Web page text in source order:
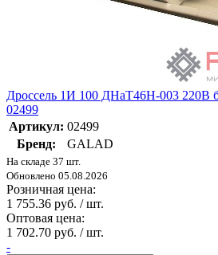
Дроссель 1И 100 ДНаТ46Н-003 220В
02499
Артикул: 02499
Бренд:
GALAD
На складе 37 шт.
Обновлено 05.08.2026
Розничная цена:
1 755.36 руб. / шт.
Оптовая цена:
1 702.70 руб. / шт.
-